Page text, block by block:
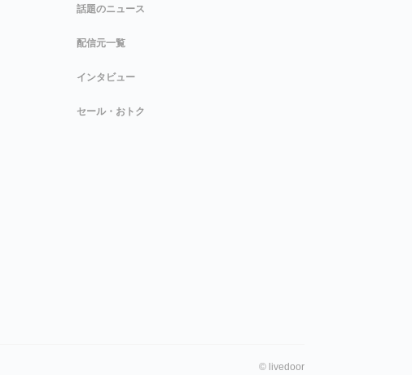
話題のニュース
配信元一覧
インタビュー
セール・おトク
© livedoor